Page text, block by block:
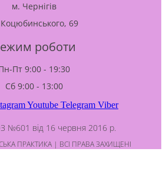
м. Чернігів
69
роботи
Пт 9:00 - 19:30
Сб 9:00 - 13:00
Youtube Telegram Viber
№601 від 16 червня 2016 р.
ПРАКТИКА | ВСІ ПРАВА ЗАХИЩЕНІ